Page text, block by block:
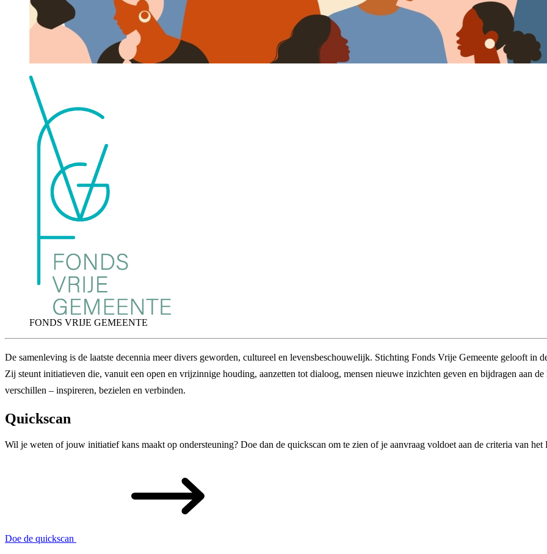
FONDS VRIJE GEMEENTE
De samenleving is de laatste decennia meer divers geworden, cultureel en levensbeschouwelijk. Stichting Fonds Vrije Gemeente gelooft in
Zij steunt initiatieven die, vanuit een open en vrijzinnige houding, aanzetten tot dialoog, mensen nieuwe inzichten geven en bijdragen aan
verschillen – inspireren, bezielen en verbinden.
Quickscan
Wil je weten of jouw initiatief kans maakt op ondersteuning? Doe dan de quickscan om te zien of je aanvraag voldoet aan de criteria van het
Doe de quickscan